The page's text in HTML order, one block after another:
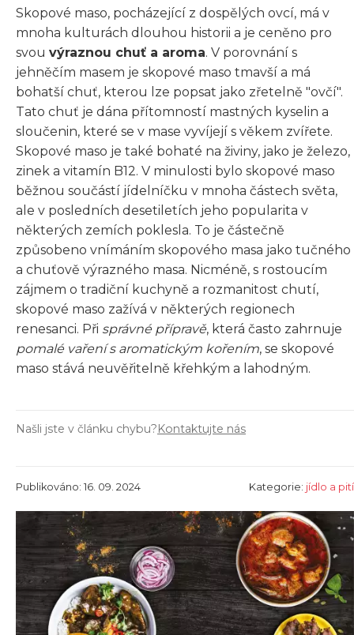
Skopové maso, pocházející z dospělých ovcí, má v
mnoha kulturách dlouhou historii a je ceněno pro
svou výraznou chuť a aroma. V porovnání s
jehněčím masem je skopové maso tmavší a má
bohatší chuť, kterou lze popsat jako zřetelně "ovčí".
Tato chuť je dána přítomností mastných kyselin a
sloučenin, které se v mase vyvíjejí s věkem zvířete.
Skopové maso je také bohaté na živiny, jako je železo,
zinek a vitamín B12. V minulosti bylo skopové maso
běžnou součástí jídelníčku v mnoha částech světa,
ale v posledních desetiletích jeho popularita v
některých zemích poklesla. To je částečně
způsobeno vnímáním skopového masa jako tučného
a chuťově výrazného masa. Nicméně, s rostoucím
zájmem o tradiční kuchyně a rozmanitost chutí,
skopové maso zažívá v některých regionech
renesanci. Při správné přípravě, která často zahrnuje
pomalé vaření s aromatickým kořením, se skopové
maso stává neuvěřitelně křehkým a lahodným.
Našli jste v článku chybu?Kontaktujte nás
Publikováno: 16. 09. 2024 Kategorie: jídlo a pití